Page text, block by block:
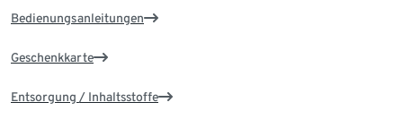
Bedienungsanleitungen
Geschenkkarte
Entsorgung / Inhaltsstoffe